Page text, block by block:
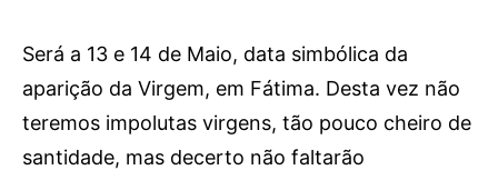
Será a 13 e 14 de Maio, data simbólica da
aparição da Virgem, em Fátima. Desta vez não
teremos impolutas virgens, tão pouco cheiro de
santidade, mas decerto não faltarão